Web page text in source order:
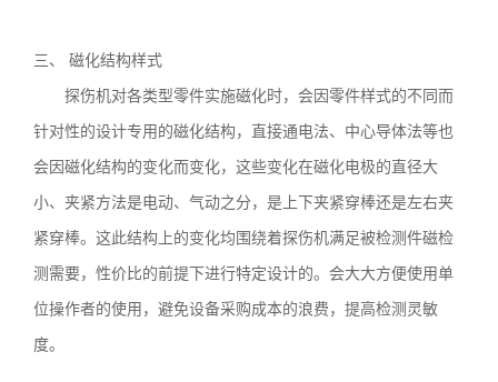
三、 磁化结构样式
探伤机对各类型零件实施磁化时，会因零件样式的不同而
针对性的设计专用的磁化结构，直接通电法、中心导体法等也
会因磁化结构的变化而变化，这些变化在磁化电极的直径大
小、夹紧方法是电动、气动之分，是上下夹紧穿棒还是左右夹
紧穿棒。这此结构上的变化均围绕着探伤机满足被检测件磁检
测需要，性价比的前提下进行特定设计的。会大大方便使用单
位操作者的使用，避免设备采购成本的浪费，提高检测灵敏
度。